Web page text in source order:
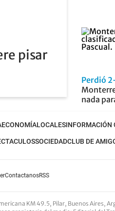
pisar
Perdió
nada
ECONOMÍALOCALESINFORMACIÓN
SOCIEDADCLUB DE
ContactanosRSS
KM 49.5, Pilar, Buenos Aires,